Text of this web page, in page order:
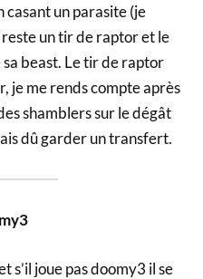
casant un parasite (je
un tir de raptor et le
beast. Le tir de raptor
je me rends compte après
shamblers sur le dégât
dû garder un transfert.
s’il joue pas doomy3 il se